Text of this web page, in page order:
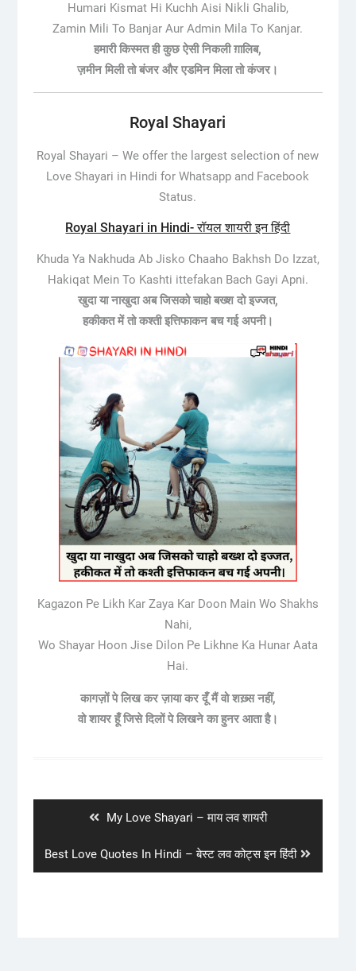
Humari Kismat Hi Kuchh Aisi Nikli Ghalib,
Zamin Mili To Banjar Aur Admin Mila To Kanjar.
हमारी किस्मत ही कुछ ऐसी निकली ग़ालिब,
ज़मीन मिली तो बंजर और एडमिन मिला तो कंजर।
Royal Shayari
Royal Shayari –We offer the largest selection of new
Love Shayari in Hindi for Whatsapp and Facebook
Status.
Royal Shayari in Hindi- रॉयल शायरी इन हिंदी
Khuda Ya Nakhuda Ab Jisko Chaaho Bakhsh Do Izzat,
Hakiqat Mein To Kashti ittefakan Bach Gayi Apni.
खुदा या नाखुदा अब जिसको चाहो बख्श दो इज्जत,
हकीकत में तो कश्ती इत्तिफाकन बच गई अपनी।
Kagazon Pe Likh Kar Zaya Kar Doon Main Wo Shakhs
Nahi,
Wo Shayar Hoon Jise Dilon Pe Likhne Ka Hunar Aata
Hai.
कागज़ों पे लिख कर ज़ाया कर दूँ मैं वो शख़्स नहीं,
वो शायर हूँ जिसे दिलों पे लिखने का हुनर आता है।
Previous
My Love Shayari – माय लव शायरी
Next
post:
Best Love Quotes In Hindi – बेस्ट लव कोट्स इन हिंदी